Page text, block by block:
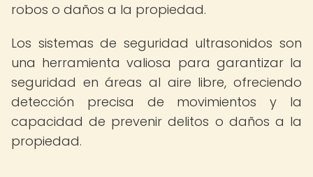
robos o daños a la propiedad.
Los sistemas de seguridad ultrasonidos son
una herramienta valiosa para garantizar la
seguridad en áreas al aire libre, ofreciendo
detección precisa de movimientos y la
capacidad de prevenir delitos o daños a la
propiedad.